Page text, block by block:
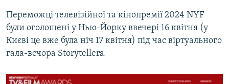
Переможці телевізійної та кінопремії 2024 NYF
були оголошені у Нью-Йорку ввечері 16 квітня (у
Києві це вже була ніч 17 квітня) під час віртуального
гала-вечора Storytellers.